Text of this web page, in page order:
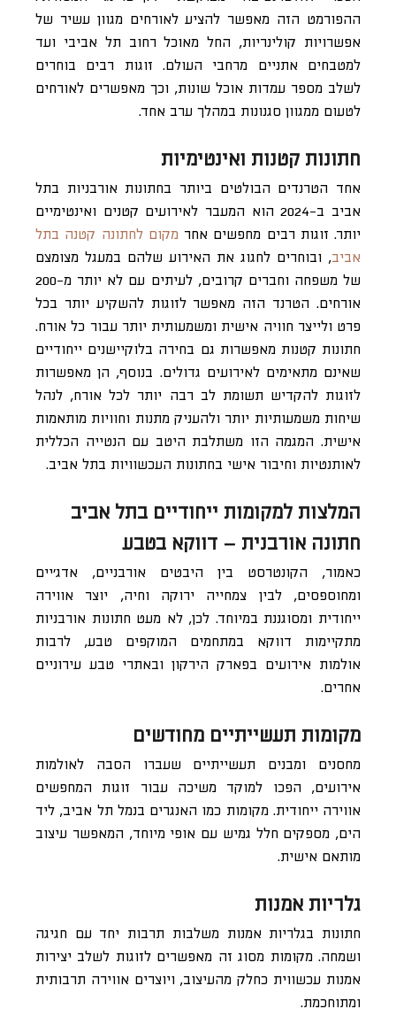
ההפורמט הזה מאפשר להציע לאורחים מגוון עשיר של
אפשרויות קולינריות, החל מאוכל רחוב תל אביבי ועד
למטבחים אתניים מרחבי העולם. זוגות רבים בוחרים
לשלב מספר עמדות אוכל שונות, וכך מאפשרים לאורחים
לטעום ממגוון סגנונות במהלך ערב אחד.
חתונות קטנות ואינטימיות
אחד הטרנדים הבולטים ביותר בחתונות אורבניות בתל
אביב ב-2024 הוא המעבר לאירועים קטנים ואינטימיים
יותר. זוגות רבים מחפשים אחר מקום לחתונה קטנה בתל
אביב, ובוחרים לחגוג את האירוע שלהם במעגל מצומצם
של משפחה וחברים קרובים, לעיתים עם לא יותר מ-200
אורחים. הטרנד הזה מאפשר לזוגות להשקיע יותר בכל
פרט ולייצר חוויה אישית ומשמעותית יותר עבור כל אורח.
חתונות קטנות מאפשרות גם בחירה בלוקיישנים ייחודיים
שאינם מתאימים לאירועים גדולים. בנוסף, הן מאפשרות
לזוגות להקדיש תשומת לב רבה יותר לכל אורח, לנהל
שיחות משמעותיות יותר ולהעניק מתנות וחוויות מותאמות
אישית. המגמה הזו משתלבת היטב עם הנטייה הכללית
לאותנטיות וחיבור אישי בחתונות העכשוויות בתל אביב.
המלצות למקומות ייחודיים בתל אביב
חתונה אורבנית – דווקא בטבע
כאמור, הקונטרסט בין היבטים אורבניים, אדג׳יים
ומחוספסים, לבין צמחייה ירוקה וחיה, יוצר אווירה
ייחודית ומסוגננת במיוחד. לכן, לא מעט חתונות אורבניות
מתקיימות דווקא במתחמים המוקפים טבע, לרבות
אולמות אירועים בפארק הירקון ובאתרי טבע עירוניים
אחרים.
מקומות תעשייתיים מחודשים
מחסנים ומבנים תעשייתיים שעברו הסבה לאולמות
אירועים, הפכו למוקד משיכה עבור זוגות המחפשים
אווירה ייחודית. מקומות כמו האנגרים בנמל תל אביב, ליד
הים, מספקים חלל גמיש עם אופי מיוחד, המאפשר עיצוב
מותאם אישית.
גלריות אמנות
חתונות בגלריות אמנות משלבות תרבות יחד עם חגיגה
ושמחה. מקומות מסוג זה מאפשרים לזוגות לשלב יצירות
אמנות עכשווית כחלק מהעיצוב, ויוצרים אווירה תרבותית
ומתוחכמת.